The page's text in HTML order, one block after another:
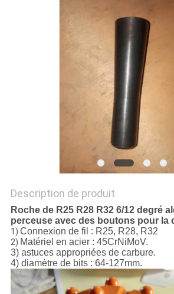
Description de produit
Roche de R25 R28 R32 6/12 degré
perceuse avec des boutons pour la
1) Connexion de fil : R25, R28, R32
2) Matériel en acier : 45CrNiMoV.
3) astuces appropriées de carbure.
4) diamètre de bits : 64-127mm.